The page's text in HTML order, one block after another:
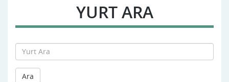
YURT ARA
Ara